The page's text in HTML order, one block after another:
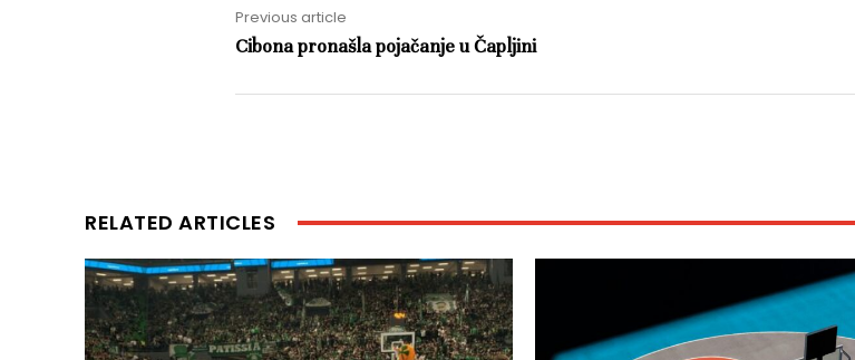
Previous article
Cibona pronašla pojačanje u Čapljini
RELATED ARTICLES